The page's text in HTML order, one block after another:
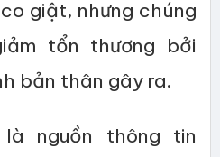
giật, nhưng chúng
tổn thương bởi
bản thân gây ra.
nguồn thông tin